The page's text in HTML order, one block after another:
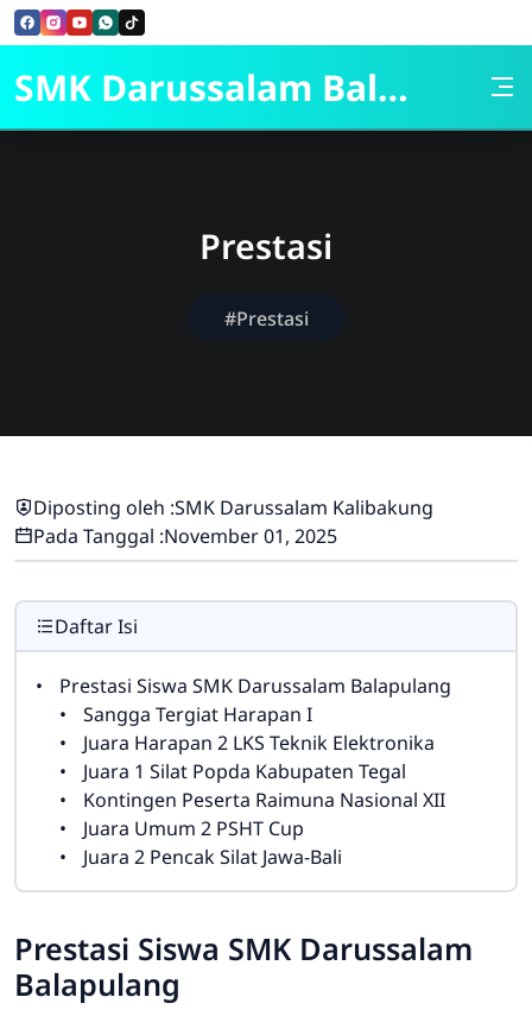
Skip to Content
SMK Darussalam Balapulang
Prestasi
#Prestasi
Diposting oleh :SMK Darussalam Kalibakung
Pada Tanggal :November 01, 2025
Daftar Isi
Prestasi Siswa SMK Darussalam Balapulang
Sangga Tergiat Harapan I
Juara Harapan 2 LKS Teknik Elektronika
Juara 1 Silat Popda Kabupaten Tegal
Kontingen Peserta Raimuna Nasional XII
Juara Umum 2 PSHT Cup
Juara 2 Pencak Silat Jawa-Bali
Prestasi Siswa SMK Darussalam
Balapulang